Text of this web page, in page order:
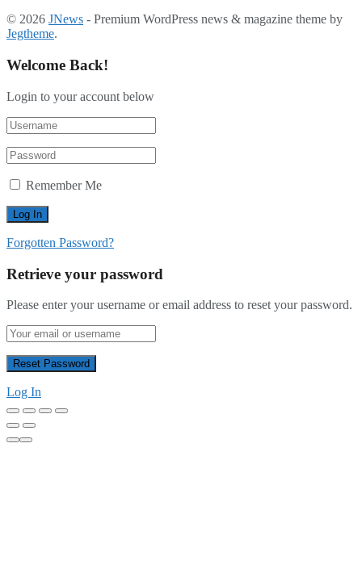
© 2026 JNews - Premium WordPress news & magazine theme by
Jegtheme.
Welcome Back!
Login to your account below
Remember Me
Forgotten Password?
Retrieve your password
Please enter your username or email address to reset your password.
Log In